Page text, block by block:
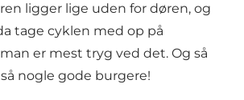
ligger lige uden for døren, og
tage cyklen med op på
er mest tryg ved det. Og så
nogle gode burgere!